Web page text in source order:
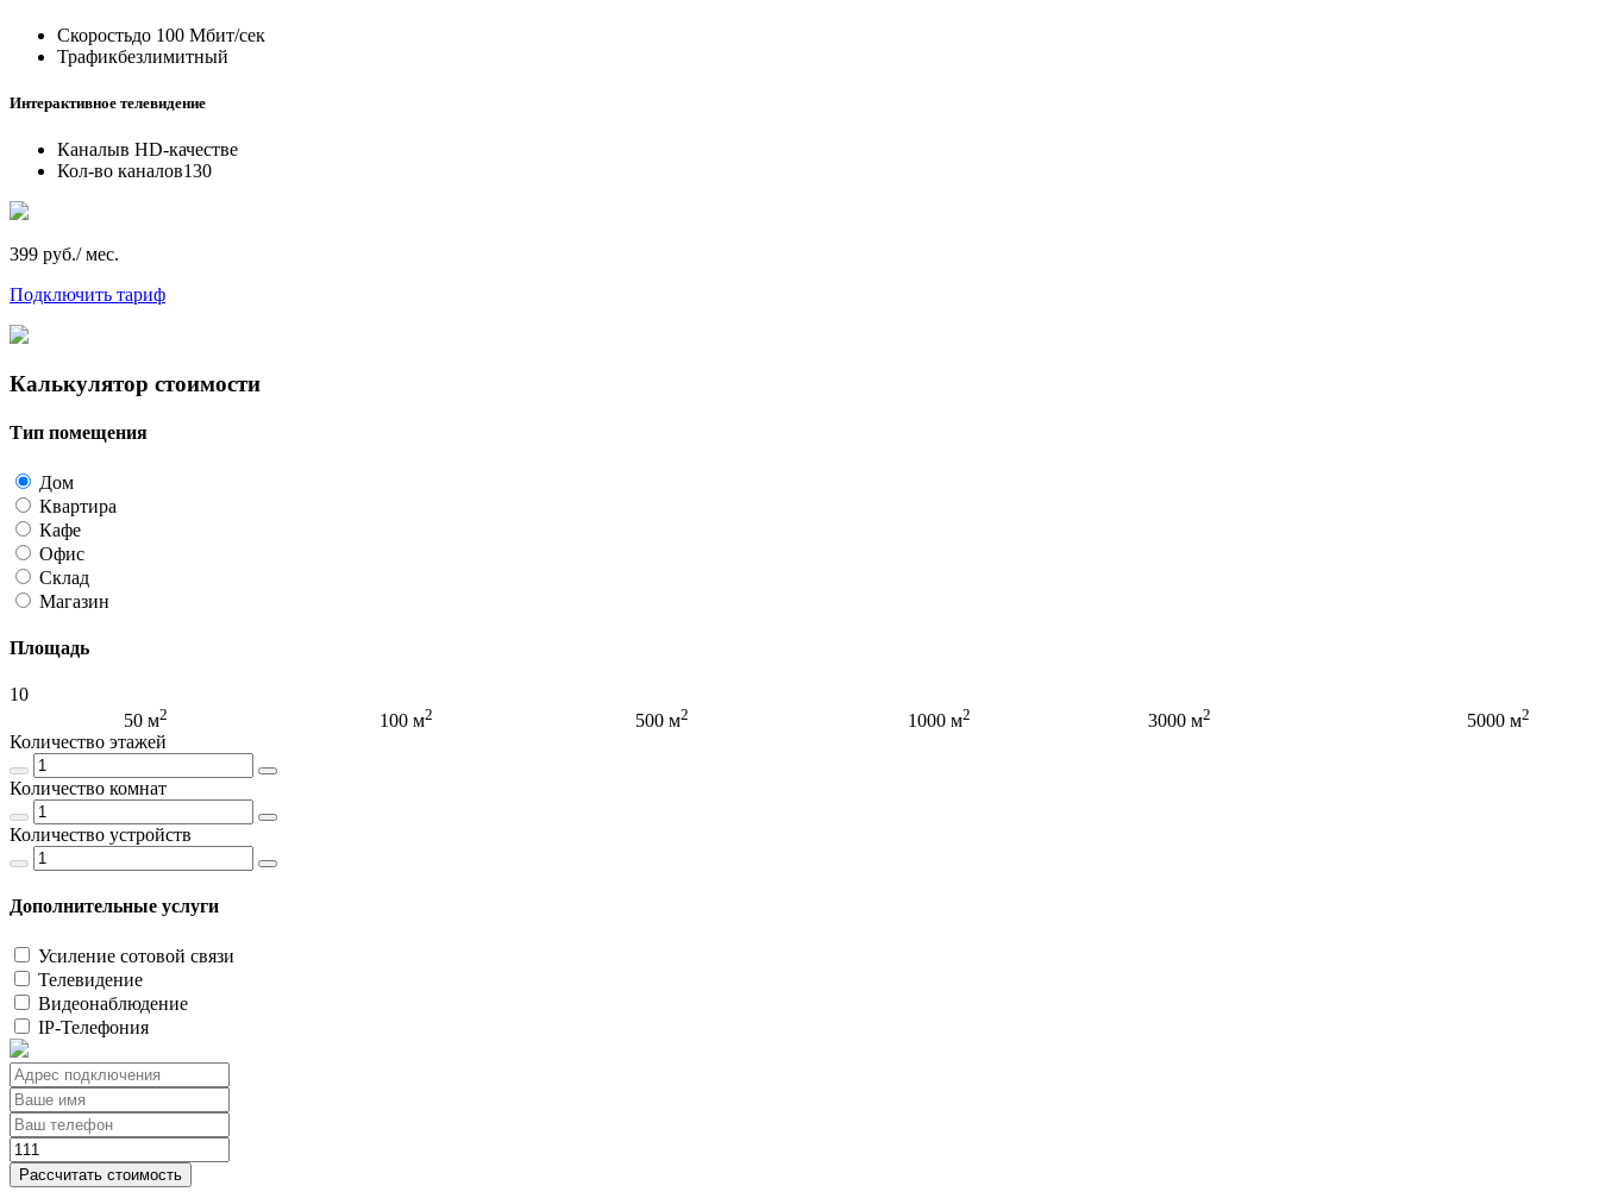
Скоростьдо 100 Мбит/сек
Трафикбезлимитный
Интерактивное телевидение
Каналыв HD-качестве
Кол-во каналов130
399 руб./ мес.
Подключить тариф
Калькулятор стоимости
Тип помещения
Дом
Квартира
Кафе
Офис
Склад
Магазин
Площадь
10
50 м2 100 м2 500 м2 1000 м2 3000 м2 5000 м2
Количество этажей
Количество комнат
Количество устройств
Дополнительные услуги
Усиление сотовой связи
Телевидение
Видеонаблюдение
IP-Телефония
Рассчитать стоимость